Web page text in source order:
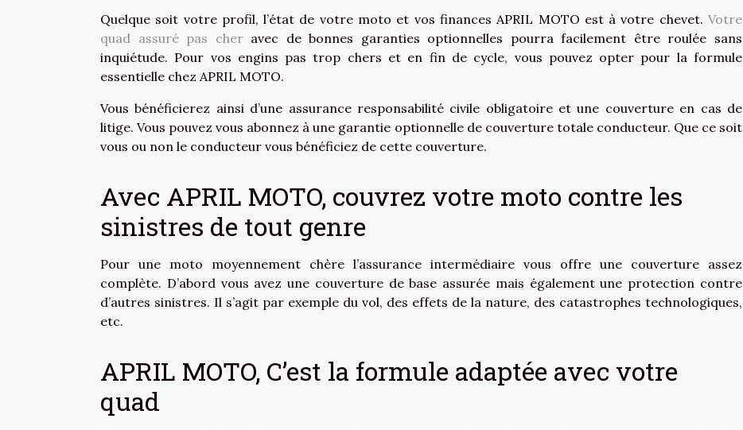
Quelque soit votre profil, l’état de votre moto et vos finances APRIL MOTO est à votre chevet. Votre
quad assuré pas cheravec de bonnes garanties optionnelles pourra facilement être roulée sans
inquiétude. Pour vos engins pas trop chers et en fin de cycle, vous pouvez opter pour la formule
essentielle chez APRIL MOTO.
Vous bénéficierez ainsi d’une assurance responsabilité civile obligatoire et une couverture en cas de
litige. Vous pouvez vous abonnez à une garantie optionnelle de couverture totale conducteur. Que ce soit
vous ou non le conducteur vous bénéficiez de cette couverture.
Avec APRIL MOTO, couvrez votre moto contre les
sinistres de tout genre
Pour une moto moyennement chère l’assurance intermédiaire vous offre une couverture assez
complète. D’abord vous avez une couverture de base assurée mais également une protection contre
d’autres sinistres. Il s’agit par exemple du vol, des effets de la nature, des catastrophes technologiques,
etc.
APRIL MOTO, C’est la formule adaptée avec votre
quad